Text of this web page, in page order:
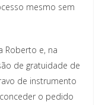
mesmo sem
Roberto e, na
de gratuidade de
de instrumento
o pedido